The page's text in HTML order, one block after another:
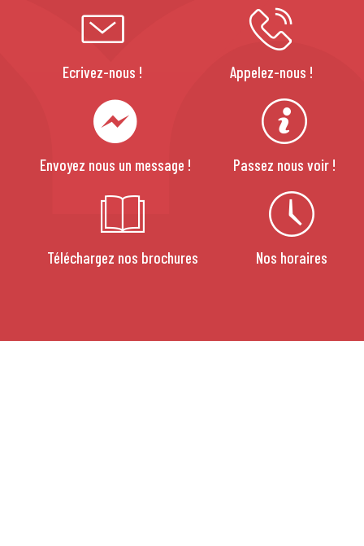
Ecrivez-nous ! Appelez-nous !
Envoyez nous un message ! Passez nous voir !
Téléchargez nos brochures Nos horaires